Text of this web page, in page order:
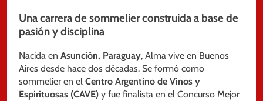
Una carrerade sommelierconstruida a base de
pasión y disciplina
Nacida en Asunción, Paraguay, Alma vive en Buenos
Aires desde hace dos décadas. Se formó como
sommelier en el Centro Argentino de Vinos y
Espirituosas (CAVE) y fue finalista en el Concurso Mejor